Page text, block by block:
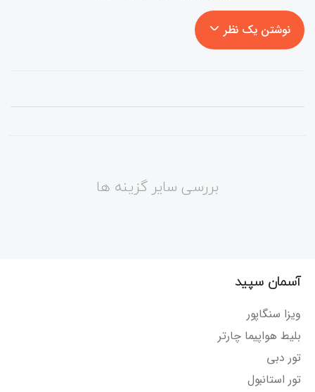
نوشتن یک نظر
بررسی سایر گزینه ها
آسمان سپید
ویزا سنگاپور
بلیط هواپیما چارتر
تور دبی
تور استانبول